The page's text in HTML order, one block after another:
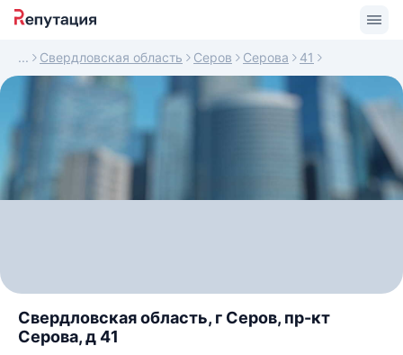
Свердловская область Серов Серова 41
Свердловская область, г Серов, пр-кт
Серова, д 41